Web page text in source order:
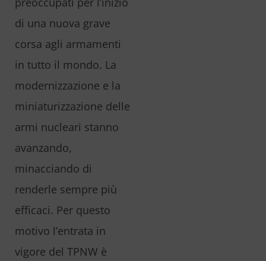
di una nuova grave
corsa agli armamenti
in tutto il mondo. La
modernizzazione e la
miniaturizzazione delle
armi nucleari stanno
avanzando,
minacciando di
renderle sempre più
efficaci. Per questo
motivo l’entrata in
vigore del TPNW è